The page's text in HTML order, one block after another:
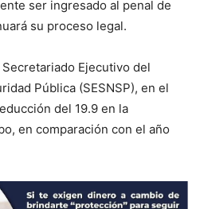
ser ingresado al penal de
su proceso legal.
Ejecutivo del
Pública (SESNSP), en el
del 19.9 en la
en comparación con el año